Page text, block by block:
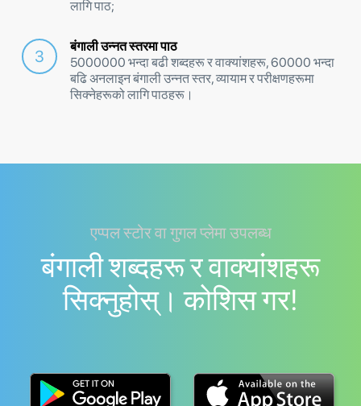
लागि पाठ;
बंगाली उन्नत स्तरमा पाठ
5000000 भन्दा बढी शब्दहरू र वाक्यांशहरू, 60000 भन्दा
बढि अनलाइन बंगाली उन्नत स्तर, व्यायाम र परीक्षणहरूमा
सिक्नेहरूको लागि पाठहरू।
एप्पल स्टोर वा गुगल प्लेमा उपलब्ध
बंगाली शब्दहरू र वाक्यांशहरू
सिक्नुहोस्। काेशिस गर!